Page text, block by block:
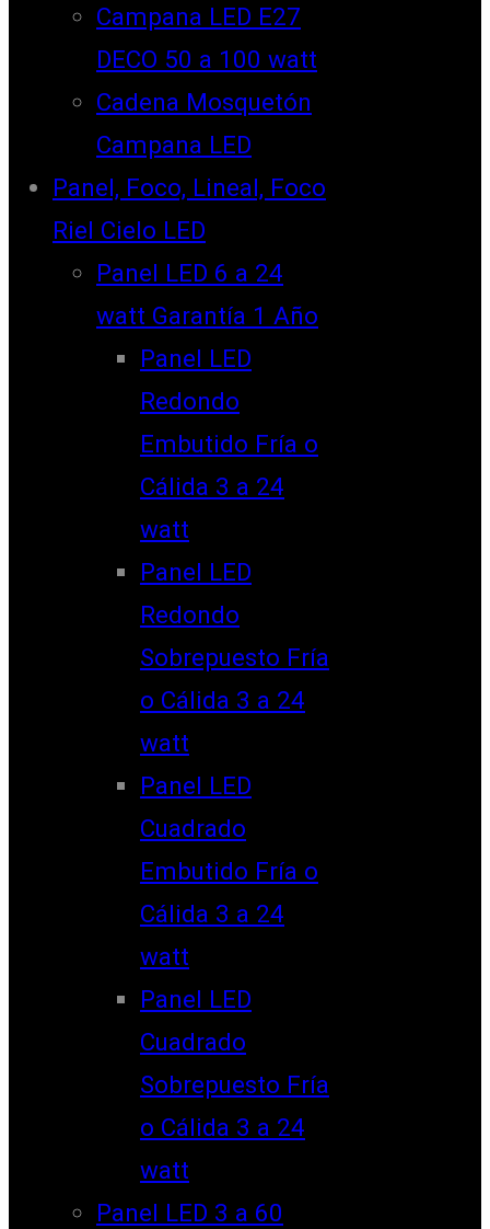
Campana LED E27
DECO 50 a 100 watt
Cadena Mosquetón
Campana LED
Panel, Foco, Lineal, Foco
Riel Cielo LED
Panel LED 6 a 24
watt Garantía 1 Año
Panel LED
Redondo
Embutido Fría o
Cálida 3 a 24
watt
Panel LED
Redondo
Sobrepuesto Fría
o Cálida 3 a 24
watt
Panel LED
Cuadrado
Embutido Fría o
Cálida 3 a 24
watt
Panel LED
Cuadrado
Sobrepuesto Fría
o Cálida 3 a 24
watt
Panel LED 3 a 60